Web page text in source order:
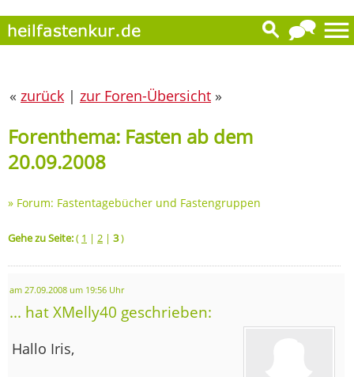
« zurück | zur Foren-Übersicht »
Forenthema: Fasten ab dem
20.09.2008
» Forum: Fastentagebücher und Fastengruppen
Gehe zu Seite:( 1 | 2 | 3)
am 27.09.2008 um 19:56 Uhr
... hat XMelly40 geschrieben:
Hallo Iris,